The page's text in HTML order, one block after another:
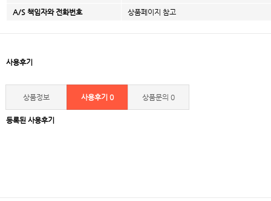
A/S 책임자와 전화번호 상품페이지 참고
사용후기
상품정보 사용후기 0 상품문의 0
등록된 사용후기